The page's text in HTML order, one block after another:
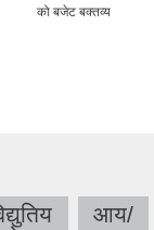
को बजेट बक्तव्य
आय/